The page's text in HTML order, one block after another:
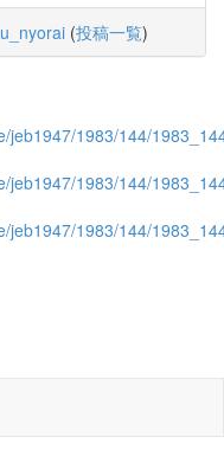
(投稿一覧)
jeb1947/1983/144/
jeb1947/1983/144/
jeb1947/1983/144/